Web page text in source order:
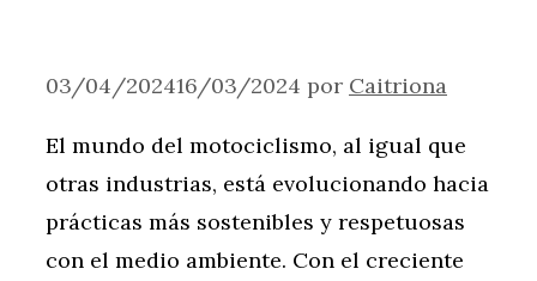
03/04/202416/03/2024 por Caitriona
El mundo del motociclismo, al igual que
otras industrias, está evolucionando hacia
prácticas más sostenibles y respetuosas
con el medio ambiente. Con el creciente